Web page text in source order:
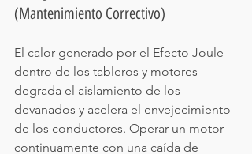
(Mantenimiento Correctivo)
El calor generado por el Efecto Joule
dentro de los tableros y motores
degrada el aislamiento de los
devanados y acelera el envejecimiento
de los conductores. Operar un motor
continuamente con una caída de